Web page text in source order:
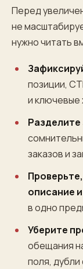
Перед
не
нужно читать
позиции,
и ключевые
заказов и
описание
в одно
Уберите
обещания
поля,